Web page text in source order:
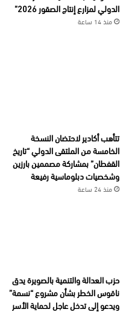
الدولي لمزارع إنتاج الصقور 2026”
منذ 14 ساعة
تتأهب أكادير لاحتضان النسخة
الخامسة من الملتقى الدولي “تاريخ
القفطان” بمشاركة مصممين بارزين
وشخصيات دبلوماسية رفيعة
منذ 24 ساعة
حزب العدالة والتنمية بالصويرة يدق
ناقوس الخطر بشأن مشروع “نسمة”
ويدعو إلى تدخل عاجل لحماية الأسر